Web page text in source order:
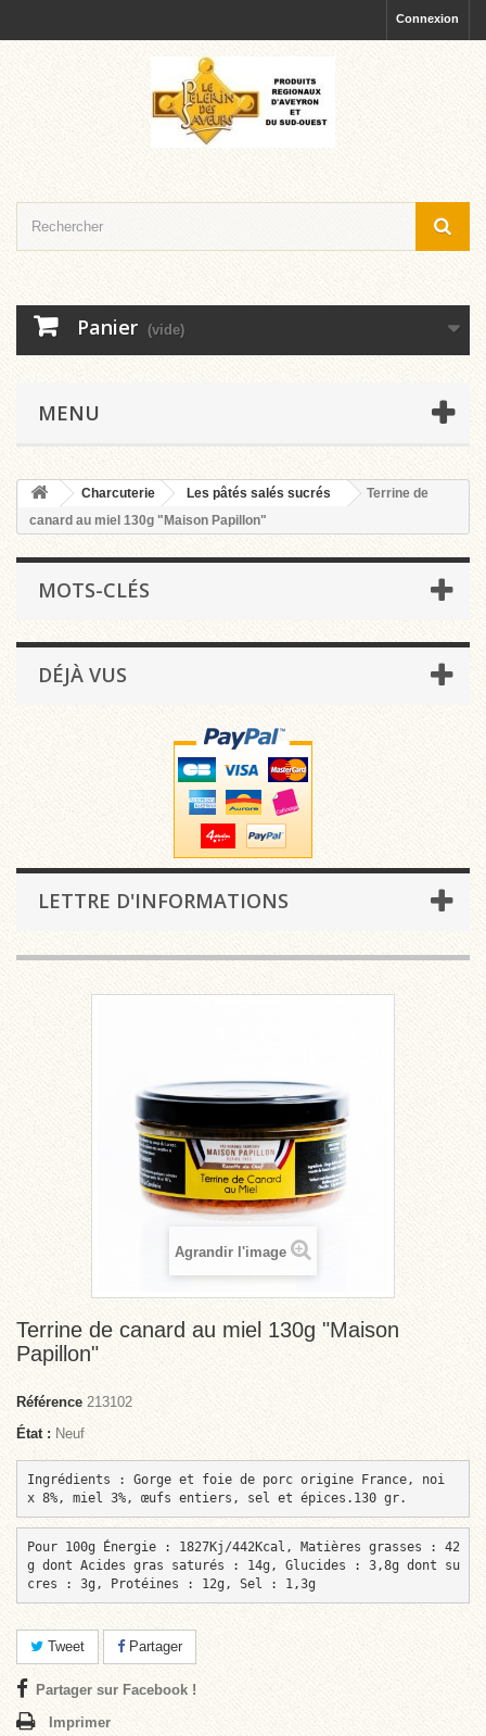
Connexion
Panier (vide)
MENU
Charcuterie Les pâtés salés sucrés
Terrine de
canard au miel 130g "Maison Papillon"
MOTS-CLÉS
DÉJÀ VUS
LETTRE D'INFORMATIONS
Agrandir l'image
Terrine de canard au miel 130g "Maison
Papillon"
Référence 213102
État : Neuf
Ingrédients : Gorge et foie de porc origine France, noi
x 8%, miel 3%, œufs entiers, sel et épices.130 gr.
Pour 100g Énergie : 1827Kj/442Kcal, Matières grasses : 42
g dont Acides gras saturés : 14g, Glucides : 3,8g dont su
cres : 3g, Protéines : 12g, Sel : 1,3g
Tweet Partager
Partager sur Facebook !
Imprimer